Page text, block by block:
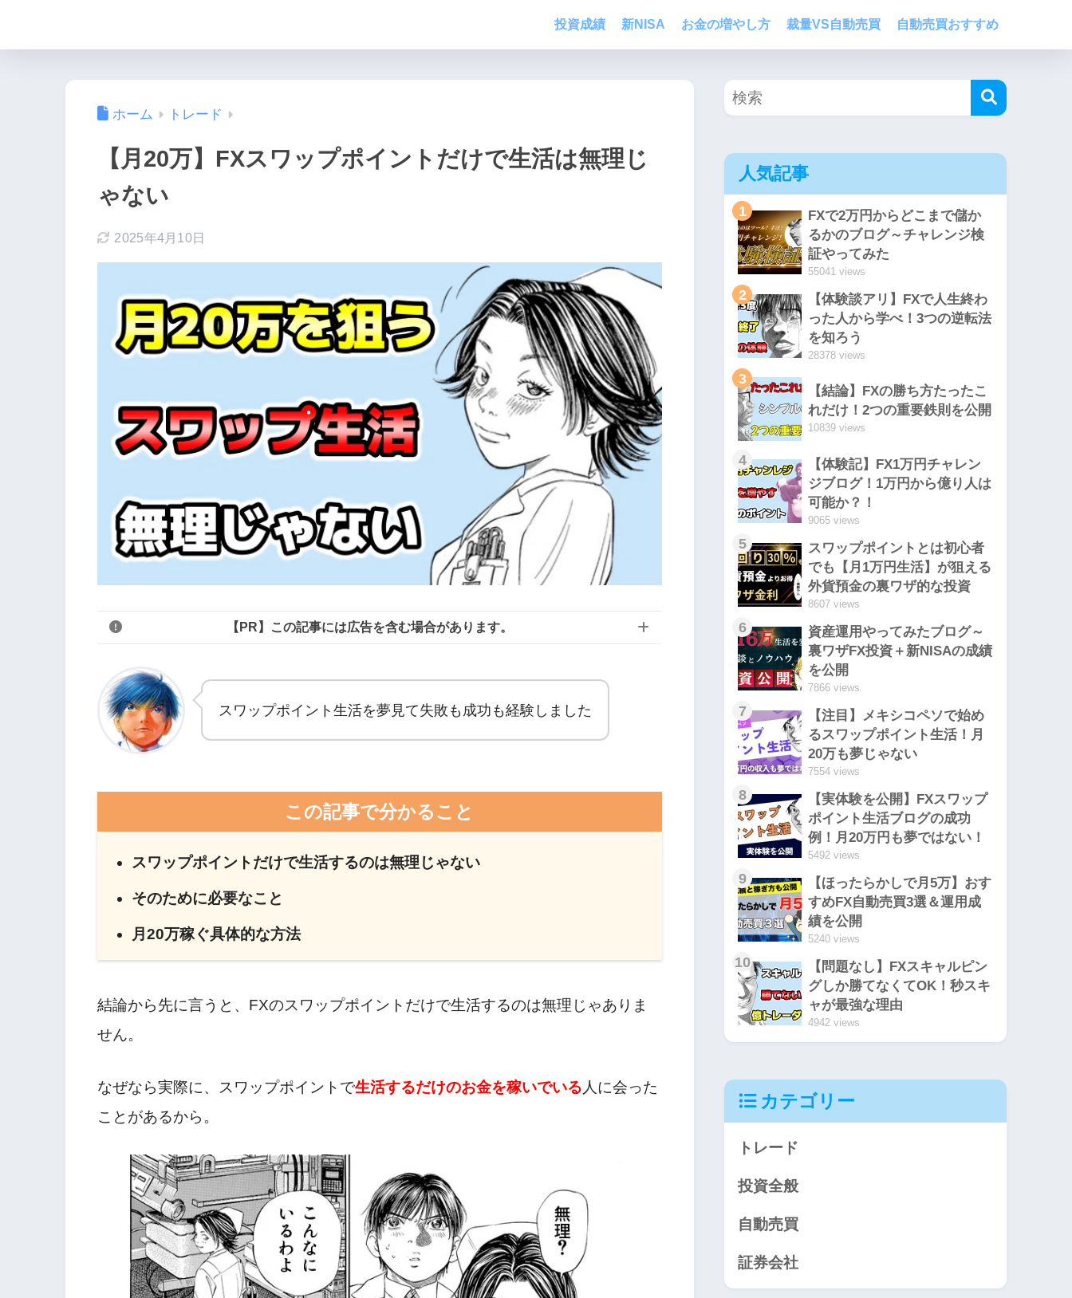
投資成績 新NISA お金の増やし方 裁量VS自動売買 自動売買おすすめ
ホーム トレード
【月20万】FXスワップポイントだけで生活は無理じ
ゃない
2025年4月10日
【PR】この記事には広告を含む場合があります。
スワップポイント生活を夢見て失敗も成功も経験しました
この記事で分かること
スワップポイントだけで生活するのは無理じゃない
そのために必要なこと
月20万稼ぐ具体的な方法
結論から先に言うと、FXのスワップポイントだけで生活するのは無理じゃありま
せん。
なぜなら実際に、スワップポイントで生活するだけのお金を稼いでいる 人に会った
ことがあるから。
人気記事
1
FXで2万円からどこまで儲か
るかのブログ～チャレンジ検
証やってみた
55041 views
2
【体験談アリ】FXで人生終わ
った人から学べ！3つの逆転法
を知ろう
28378 views
3
【結論】FXの勝ち方たったこ
れだけ！2つの重要鉄則を公開
10839 views
4
【体験記】FX1万円チャレン
ジブログ！1万円から億り人は
可能か？！
9065 views
5
スワップポイントとは初心者
でも【月1万円生活】が狙える
外貨預金の裏ワザ的な投資
8607 views
6
資産運用やってみたブログ～
裏ワザFX投資＋新NISAの成績
を公開
7866 views
7
【注目】メキシコペソで始め
るスワップポイント生活！月
20万も夢じゃない
7554 views
8
【実体験を公開】FXスワップ
ポイント生活ブログの成功
例！月20万円も夢ではない！
5492 views
9
【ほったらかしで月5万】おす
すめFX自動売買3選＆運用成
績を公開
5240 views
10
【問題なし】FXスキャルピン
グしか勝てなくてOK！秒スキ
ャが最強な理由
4942 views
カテゴリー
トレード
投資全般
自動売買
証券会社